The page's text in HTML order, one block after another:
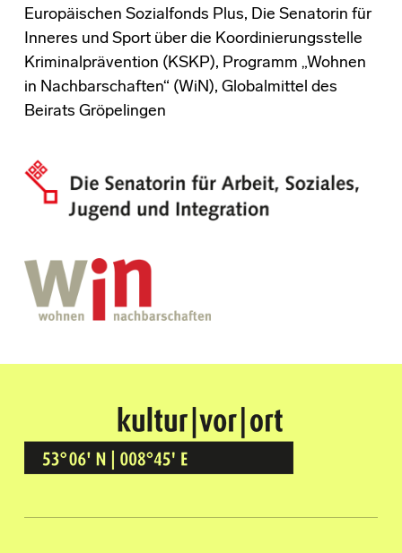
Europäischen Sozialfonds Plus, Die Senatorin für
Inneres und Sport über die Koordinierungsstelle
Kriminalprävention (KSKP), Programm „Wohnen
in Nachbarschaften“ (WiN), Globalmittel des
Beirats Gröpelingen
Kultur Vor Ort
BREMEN GRÖPELINGEN